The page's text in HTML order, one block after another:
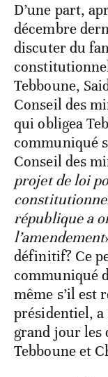
D’une part,
décembre
discuter du
Tebboune,
Conseil des
qui obligea
communiqué
Conseil des
projet de loi
république a
l’amendement
définitif? Ce
communiqué
même s’il est
présidentiel, a
grand jour les
Tebboune et